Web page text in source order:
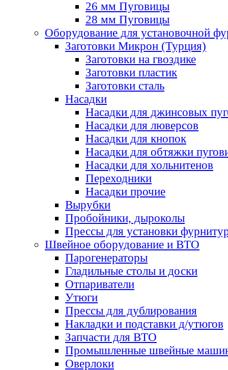
26 мм Пуговицы
28 мм Пуговицы
Оборудование для установочной
Заготовки Микрон (Турция)
Заготовки на гвоздике
Заготовки пластик
Заготовки сталь
Насадки
Насадки для джинсовых
Насадки для люверсов
Насадки для кнопок
Насадки для обтяжки
Насадки для хольнитенов
Переходники
Насадки прочие
Вырубки
Пробойники, дыроколы
Прессы для установки
Швейное оборудование и ВТО
Парогенераторы
Гладильные столы и доски
Отпариватели
Утюги
Прессы для дублирования
Накладки и подставки д/утюгов
Запчасти для ВТО
Промышленные швейные
Оверлоки